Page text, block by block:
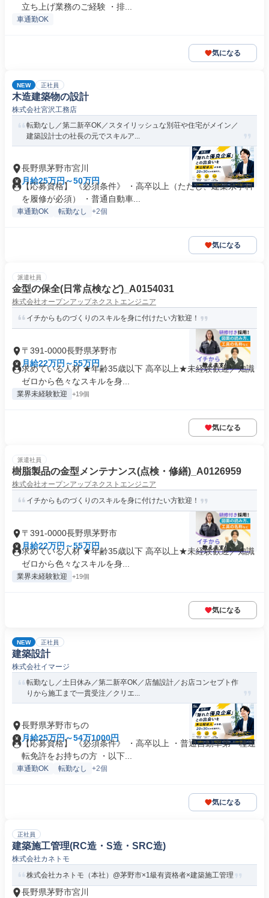
立ち上げ業務のご経験 ・排...
車通勤OK
気になる
NEW 正社員
木造建築物の設計
株式会社宮沢工務店
転勤なし／第二新卒OK／スタイリッシュな別荘や住宅がメイン／
建築設計士の社長の元でスキルア...
長野県茅野市宮川
月給25万円～50万円
【応募資格】 《必須条件》 ・高卒以上（ただし、建築系学科
を履修が必須） ・普通自動車...
車通勤OK 転勤なし +2個
気になる
派遣社員
金型の保全(日常点検など)_A0154031
株式会社オープンアップネクストエンジニア
イチからものづくりのスキルを身に付けたい方歓迎！
〒391-0000長野県茅野市
月給22万円～55万円
求めている人材 ★年齢35歳以下 高卒以上★未経験歓迎／知識
ゼロから色々なスキルを身...
業界未経験歓迎 +19個
気になる
派遣社員
樹脂製品の金型メンテナンス(点検・修繕)_A0126959
株式会社オープンアップネクストエンジニア
イチからものづくりのスキルを身に付けたい方歓迎！
〒391-0000長野県茅野市
月給22万円～55万円
求めている人材 ★年齢35歳以下 高卒以上★未経験歓迎／知識
ゼロから色々なスキルを身...
業界未経験歓迎 +19個
気になる
NEW 正社員
建築設計
株式会社イマージ
転勤なし／土日休み／第二新卒OK／店舗設計／お店コンセプト作
りから施工まで一貫受注／クリエ...
長野県茅野市ちの
月給25万円～54万1000円
【応募資格】 《必須条件》 ・高卒以上 ・普通自動車第一種運
転免許をお持ちの方 ・以下...
車通勤OK 転勤なし +2個
気になる
正社員
建築施工管理(RC造・S造・SRC造)
株式会社カネトモ
株式会社カネトモ（本社）@茅野市×1級有資格者×建築施工管理
長野県茅野市宮川